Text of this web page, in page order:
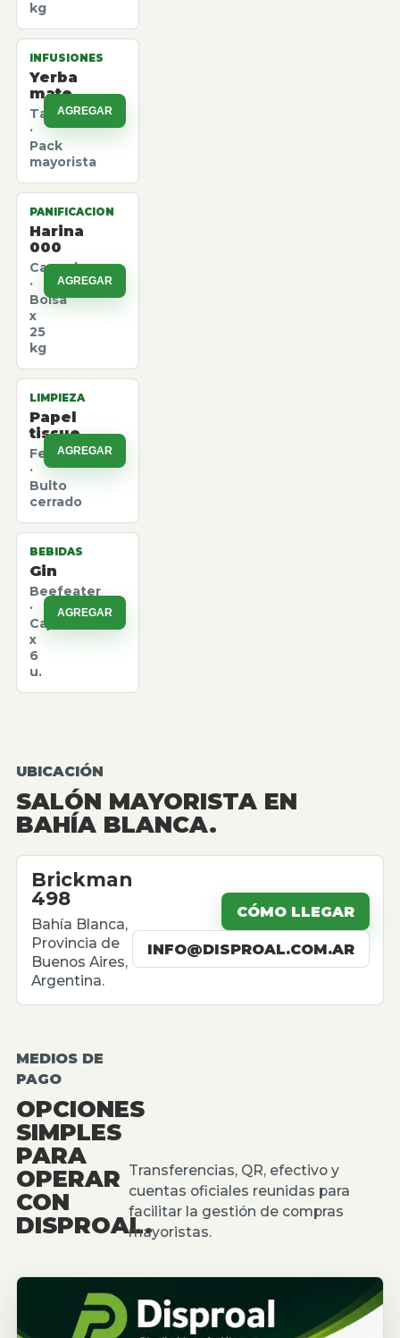
kg
INFUSIONES
Yerba
mate
Taragui
·
Pack
mayorista
AGREGAR
PANIFICACION
Harina
000
Canuelas
·
Bolsa
x
25
kg
AGREGAR
LIMPIEZA
Papel
tissue
Felpita
·
Bulto
cerrado
AGREGAR
BEBIDAS
Gin
Beefeater
·
Caja
x
6
u.
AGREGAR
UBICACIÓN
SALÓN MAYORISTA EN
BAHÍA BLANCA.
Brickman
498
Bahía Blanca,
Provincia de
Buenos Aires,
Argentina.
CÓMO LLEGAR
INFO@DISPROAL.COM.AR
MEDIOS DE
PAGO
OPCIONES
SIMPLES
PARA
OPERAR
CON
DISPROAL.
Transferencias, QR, efectivo y
cuentas oficiales reunidas para
facilitar la gestión de compras
mayoristas.